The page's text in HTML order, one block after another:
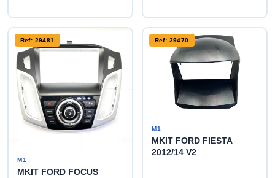
Ref: 29481
M1
MKIT FORD FOCUS
Ref: 29470
M1
MKIT FORD FIESTA
2012/14 V2